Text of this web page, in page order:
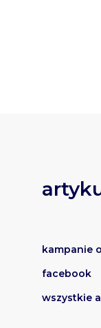
kampanie
facebook
wszystkie